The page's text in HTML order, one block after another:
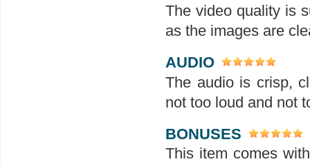
The video quality is
as the images are
AUDIO
The audio is crisp,
not too loud and not
BONUSES
This item comes